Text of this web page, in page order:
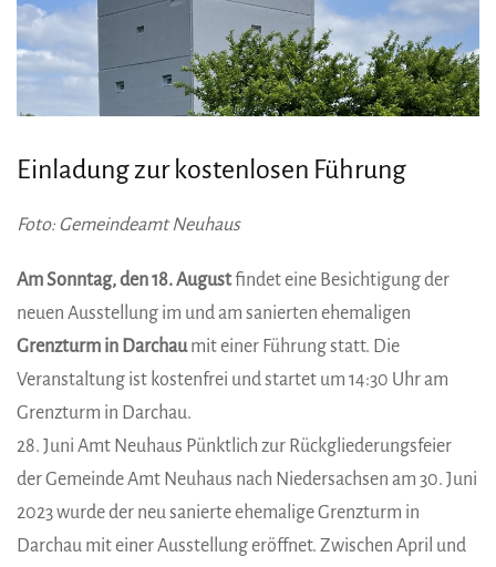
Einladung zur kostenlosen Führung
Foto: Gemeindeamt Neuhaus
Am Sonntag, den 18. Augustfindet eine Besichtigung der
neuen Ausstellung im und am sanierten ehemaligen
Grenzturm in Darchaumit einer Führung statt. Die
Veranstaltung ist kostenfrei und startet um 14:30 Uhr am
Grenzturm in Darchau.
28. Juni Amt Neuhaus Pünktlich zur Rückgliederungsfeier
der Gemeinde Amt Neuhaus nach Niedersachsen am 30. Juni
2023 wurde der neu sanierte ehemalige Grenzturm in
Darchau mit einer Ausstellung eröffnet. Zwischen April und